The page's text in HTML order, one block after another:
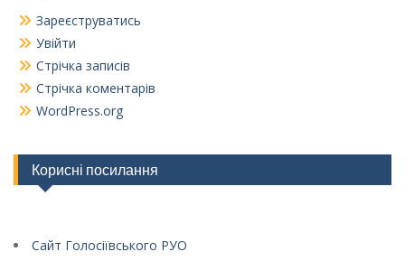
Зареєструватись
Увійти
Стрічка записів
Стрічка коментарів
WordPress.org
Корисні посилання
Сайт Голосіївського РУО